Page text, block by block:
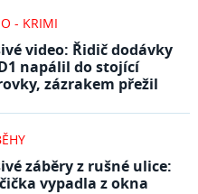
- KRIMI
video: Řidič dodávky
napálil do stojící
zázrakem přežil
záběry z rušné ulice:
vypadla z okna